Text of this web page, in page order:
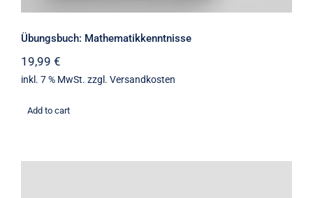
Übungsbuch: Mathematikkenntnisse
19,99 €
inkl. 7 % MwSt. zzgl. Versandkosten
Add to cart